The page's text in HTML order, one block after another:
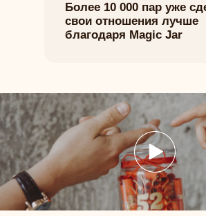
Более 10 000 пар уже
свои отношения лучше
благодаря Magic Jar